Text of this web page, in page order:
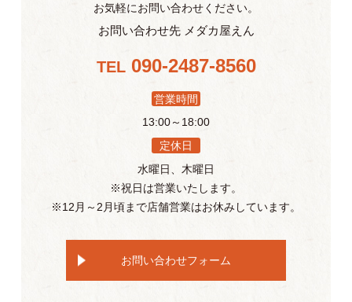
お気軽にお問い合わせください。
お問い合わせ先 メダカ屋えん
TEL 090-2487-8560
営業時間
13:00～18:00
定休日
水曜日、木曜日
※祝日は営業いたします。
※12月～2月頃まで店舗営業はお休みしています。
お問い合わせフォーム